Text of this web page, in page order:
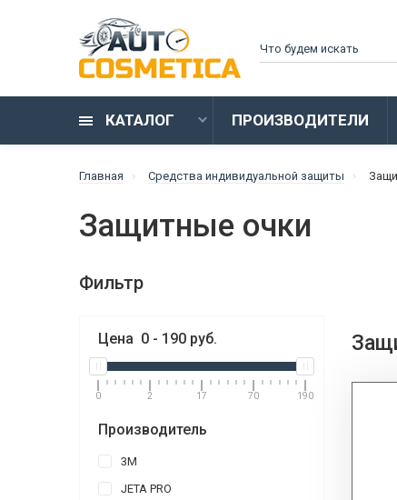
КАТАЛОГ ПРОИЗВОДИТЕЛИ
Главная Средства индивидуальной защиты
Защитные очки
Фильтр
Цена 0 - 190 руб.
0 2 17 70 190
Производитель
3M
JETA PRO